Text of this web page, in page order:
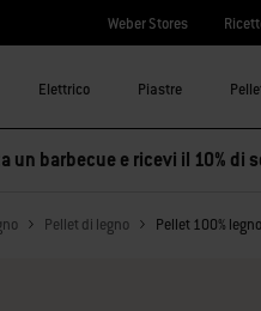
Weber Stores
Elettrico Piastre
un barbecue e ricevi il 10%
Pellet di legno Pellet 100%